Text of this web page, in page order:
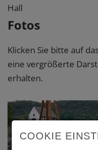
Hall
Fotos
Klicken Sie bitte auf
eine vergrößerte
erhalten.
COOKIE